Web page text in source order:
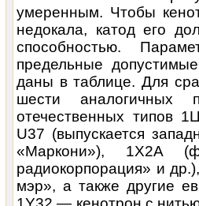
умеренным. Чтобы
недокала, катод его
способностью.
предельные
даны в таблице. Для
шести аналогичных
отечественных типов
U37 (выпускается
«Маркони»), 1X2A
радиокорпорация» и
мэр», а также другие